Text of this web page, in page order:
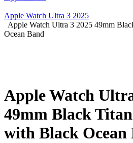
Apple Watch Ultra 3 2025
Apple Watch Ultra 3 2025 49mm
Ocean Band
Apple Watch
49mm Black
with Black Ocean